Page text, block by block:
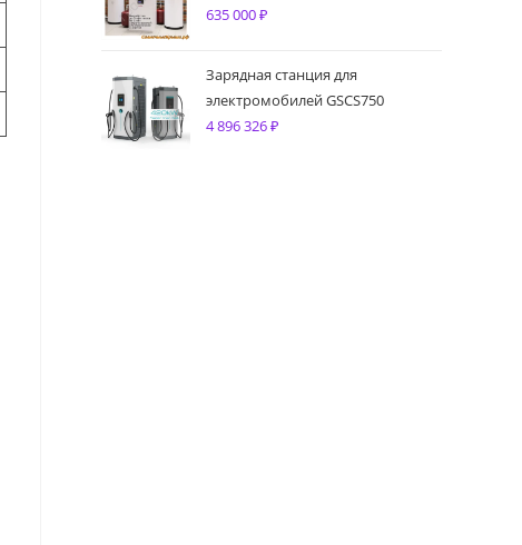
635 000₽
Зарядная станция для
электромобилей GSCS750
4 896 326₽